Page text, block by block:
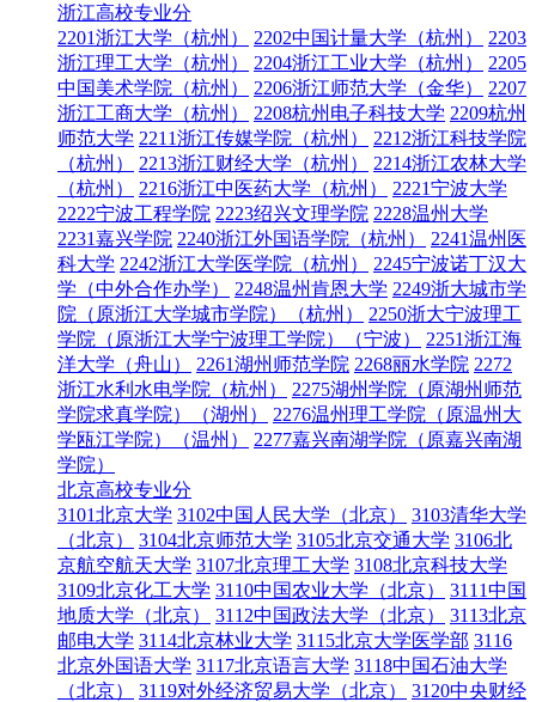
浙江高校专业分
2201浙江大学（杭州）
2202中国计量大学（杭州）
2203
浙江理工大学（杭州）
2204浙江工业大学（杭州）
2205
中国美术学院（杭州）
2206浙江师范大学（金华）
2207
浙江工商大学（杭州）
2208杭州电子科技大学 2209杭州
师范大学 2211浙江传媒学院（杭州）
2212浙江科技学院
（杭州）
2213浙江财经大学（杭州）
2214浙江农林大学
（杭州）
2216浙江中医药大学（杭州）
2221宁波大学
2222宁波工程学院 2223绍兴文理学院 2228温州大学
2231嘉兴学院 2240浙江外国语学院（杭州）
2241温州医
科大学 2242浙江大学医学院（杭州）
2245宁波诺丁汉大
学（中外合作办学）
2248温州肯恩大学 2249浙大城市学
院（原浙江大学城市学院）（杭州）
2250浙大宁波理工
学院（原浙江大学宁波理工学院）（宁波）
2251浙江海
洋大学（舟山）
2261湖州师范学院 2268丽水学院 2272
浙江水利水电学院（杭州）
2275湖州学院（原湖州师范
学院求真学院）（湖州）
2276温州理工学院（原温州大
学瓯江学院）（温州）
2277嘉兴南湖学院（原嘉兴南湖
学院）
北京高校专业分
3101北京大学 3102中国人民大学（北京）
3103清华大学
（北京）
3104北京师范大学 3105北京交通大学 3106北
京航空航天大学 3107北京理工大学 3108北京科技大学
3109北京化工大学 3110中国农业大学（北京）
3111中国
地质大学（北京）
3112中国政法大学（北京）
3113北京
邮电大学 3114北京林业大学 3115北京大学医学部 3116
北京外国语大学 3117北京语言大学 3118中国石油大学
（北京）
3119对外经济贸易大学（北京）
3120中央财经